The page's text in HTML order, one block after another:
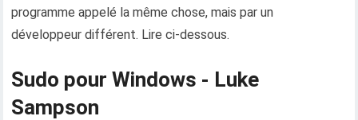
programme appelé la même chose, mais par un
développeur différent. Lire ci-dessous.
Sudo pour Windows - Luke
Sampson